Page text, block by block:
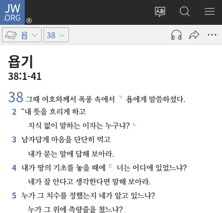
JW.ORG
사이트
언어
변경
로그인
(새로운
열기)
JW.ORG
검색
메
욥 38
욥기
38:1-41
38 그때 여호와께서 폭풍 속에서 ㄱ 욥에게 말씀하셨다.
2 “내 뜻을 흐리게 하고
지식 없이 말하는 이자는 누구냐? ㄴ
3 남자답게 마음을 단단히 먹고
내가 묻는 말에 답해 보아라.
4 내가 땅의 기초를 놓을 때에 ㄷ 너는 어디에 있었느냐?
네가 잘 안다고 생각한다면 말해 보아라.
5 누가 그 치수를 정했는지 네가 알고 있느냐?
누가 그 위에 측량줄을 쳤느냐?